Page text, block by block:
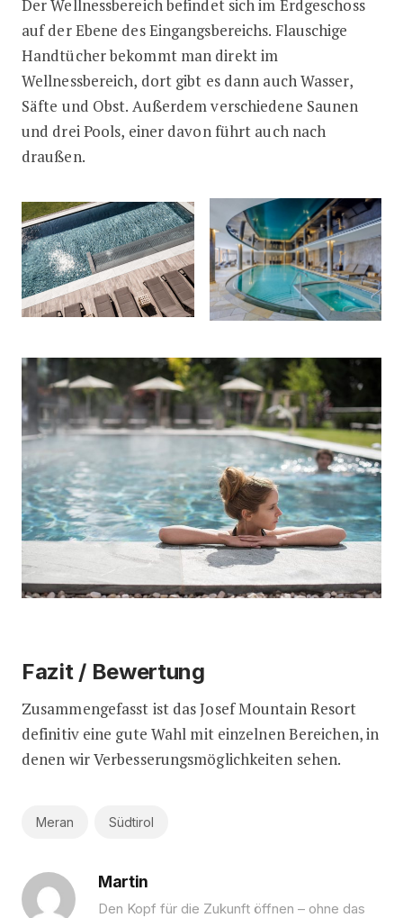
Der Wellnessbereich befindet sich im Erdgeschoss
auf der Ebene des Eingangsbereichs. Flauschige
Handtücher bekommt man direkt im
Wellnessbereich, dort gibt es dann auch Wasser,
Säfte und Obst. Außerdem verschiedene Saunen
und drei Pools, einer davon führt auch nach
draußen.
Fazit / Bewertung
Zusammengefasst ist das Josef Mountain Resort
definitiv eine gute Wahl mit einzelnen Bereichen, in
denen wir Verbesserungsmöglichkeiten sehen.
Meran Südtirol
Martin
Den Kopf für die Zukunft öffnen – ohne das